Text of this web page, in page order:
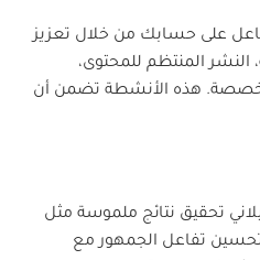
على حسابك من خلال تعزيز
النشر المنتظم للمحتوى،
هذه الأنشطة تضمن أن
تحقيق نتائج ملموسة مثل
تحسين تفاعل الجمهور مع